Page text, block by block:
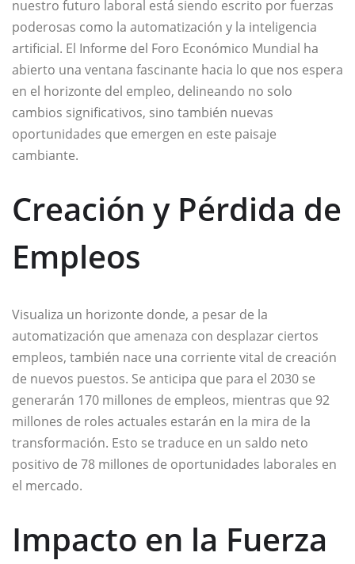
nuestro futuro laboral está siendo escrito por fuerzas
poderosas como la automatización y la inteligencia
artificial. El Informe del Foro Económico Mundial ha
abierto una ventana fascinante hacia lo que nos espera
en el horizonte del empleo, delineando no solo
cambios significativos, sino también nuevas
oportunidades que emergen en este paisaje
cambiante.
Creación y Pérdida de
Empleos
Visualiza un horizonte donde, a pesar de la
automatización que amenaza con desplazar ciertos
empleos, también nace una corriente vital de creación
de nuevos puestos. Se anticipa que para el 2030 se
generarán 170 millones de empleos, mientras que 92
millones de roles actuales estarán en la mira de la
transformación. Esto se traduce en un saldo neto
positivo de 78 millones de oportunidades laborales en
el mercado.
Impacto en la Fuerza